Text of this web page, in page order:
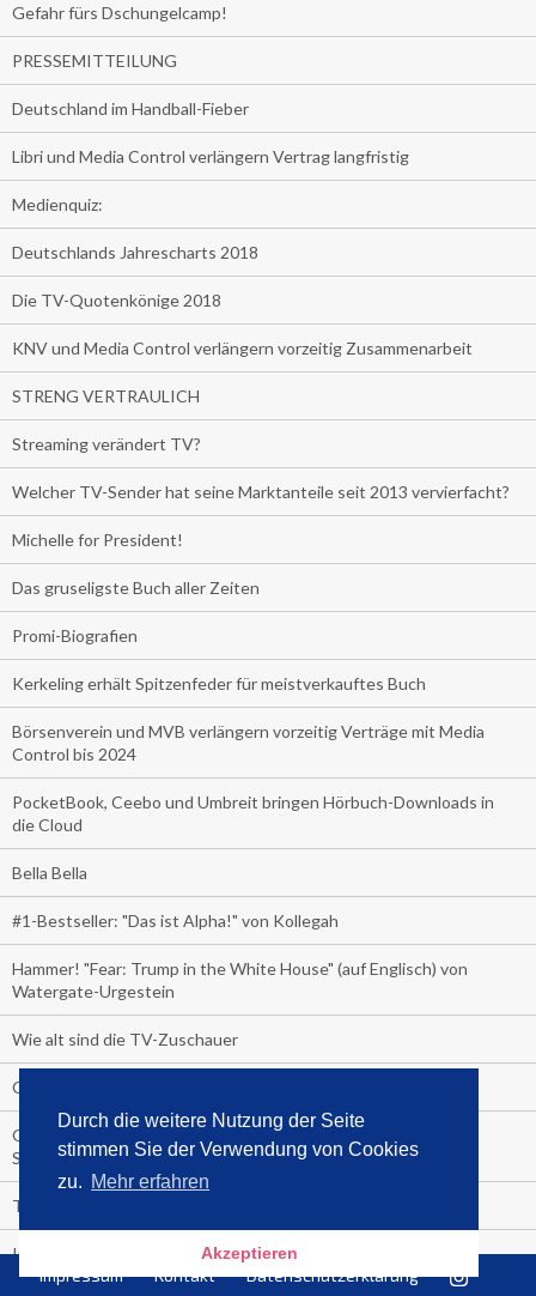
Durch die weitere Nutzung der Seite
stimmen Sie der Verwendung von Cookies
zu. Mehr erfahren
Akzeptieren
Gefahr fürs Dschungelcamp!
PRESSEMITTEILUNG
Deutschland im Handball-Fieber
Libri und Media Control verlängern Vertrag langfristig
Medienquiz:
Deutschlands Jahrescharts 2018
Die TV-Quotenkönige 2018
KNV und Media Control verlängern vorzeitig Zusammenarbeit
STRENG VERTRAULICH
Streaming verändert TV?
Welcher TV-Sender hat seine Marktanteile seit 2013 vervierfacht?
Michelle for President!
Das gruseligste Buch aller Zeiten
Promi-Biografien
Kerkeling erhält Spitzenfeder für meistverkauftes Buch
Börsenverein und MVB verlängern vorzeitig Verträge mit Media
Control bis 2024
PocketBook, Ceebo und Umbreit bringen Hörbuch-Downloads in
die Cloud
Bella Bella
#1-Bestseller: "Das ist Alpha!" von Kollegah
Hammer! "Fear: Trump in the White House" (auf Englisch) von
Watergate-Urgestein
Wie alt sind die TV-Zuschauer
Geisterfahrer auf Überholspur
Gegen Einsamkeit: Single-Haushalte schauen täglich fast 6
Stunden TV
TV-Quote:
Italienisches Kochbuch schießt auf Nummer 1 in Deutschland,
Österreich und Schweiz
Impressum Kontakt Datenschutzerklärung